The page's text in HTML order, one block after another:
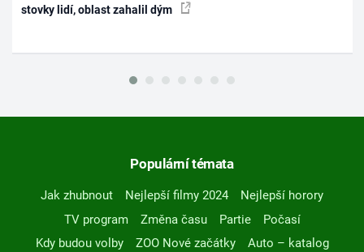
stovky lidí, oblast zahalil dým
Populární témata
Jak zhubnout Nejlepší filmy 2024
Nejlepší horory
TV program
Změna času Partie
Počasí
Kdy budou volby
ZOO Nové začátky
Auto – katalog